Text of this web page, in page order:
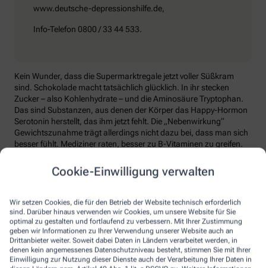
Cookie-Einwilligung verwalten
Wir setzen Cookies, die für den Betrieb der Website technisch erforderlich
sind. Darüber hinaus verwenden wir Cookies, um unsere Website für Sie
optimal zu gestalten und fortlaufend zu verbessern. Mit Ihrer Zustimmung
geben wir Informationen zu Ihrer Verwendung unserer Website auch an
Drittanbieter weiter. Soweit dabei Daten in Ländern verarbeitet werden, in
denen kein angemessenes Datenschutzniveau besteht, stimmen Sie mit Ihrer
Einwilligung zur Nutzung dieser Dienste auch der Verarbeitung Ihrer Daten in
www.deutsche-depressionshilfe.de,
Info-Telefon 0800 / 33 44 533.
Kein Wunder, dass die Supermarktregale jetzt voller Süßkram
sind. Schokolade macht tatsächlich glücklich. In ihr stecken
Zucker – also Kohlenhydrate – und die Aminosäure Tryptophan.
Das sind Substanzen, aus denen der Körper das Happy-Hormon
Serotonin herstellt, das ihm jetzt fehlt. Die „Nebenwirkung“
Gewichtszunahme trägt allerdings nicht dazu bei, dass man sich
besser fühlt. Mediziner raten, besser zu B-Vitaminen zu greifen.
Energiestoffwechsel und unterstützen die Stressverarbeitung.
zurückzuziehen. Im Gegenteil: Aktiv zu bleiben, mit Familie und
Freunden etwas zu unternehmen, viel frische Luft zu tanken und
sich zum Beispiel mit seinem Hobby intensiv zu beschäftigen, hebt
die Laune. Dabei hilft, sich jeden Sonntag zu notieren, was man in
der kommenden Woche Schönes machen will.
Sommer-Feeling lässt sich auch zurückholen: mit anderen in